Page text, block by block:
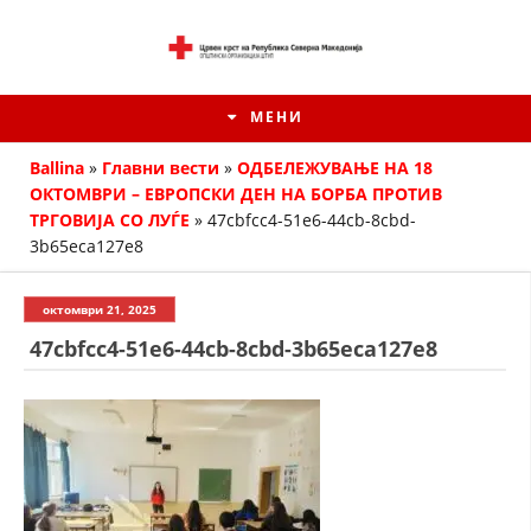
МЕНИ
ИСТОРИЈАТ НА ЦКРМ
ИСТОРИЈАТ НА ДВИЖЕЊЕТО
Ballina » Главни вести » ОДБЕЛЕЖУВАЊЕ НА 18
ОКТОМВРИ – ЕВРОПСКИ ДЕН НА БОРБА ПРОТИВ
ТРГОВИЈА СО ЛУЃЕ » 47cbfcc4-51e6-44cb-8cbd-
3b65eca127e8
октомври 21, 2025
47cbfcc4-51e6-44cb-8cbd-3b65eca127e8